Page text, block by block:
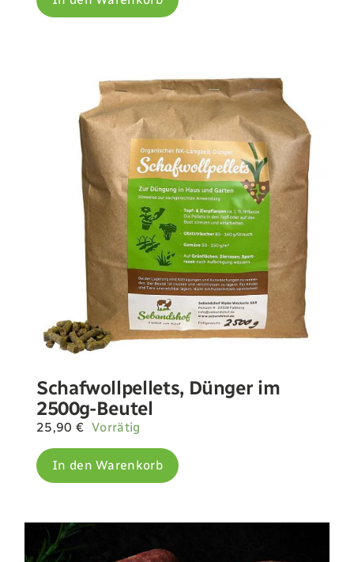
Schafwollpellets, Dünger im
2500g-Beutel
25,90 € Vorrätig
In den Warenkorb